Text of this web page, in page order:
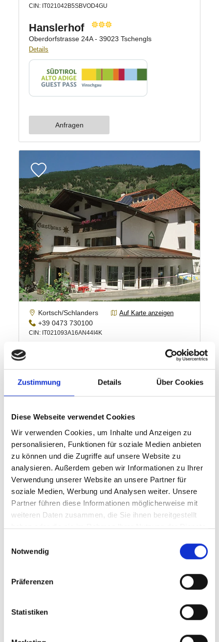
Zustimmung Details Über Cookies
Diese Webseite verwendet Cookies
Wir verwenden Cookies, um Inhalte und Anzeigen zu
personalisieren, Funktionen für soziale Medien anbieten
zu können und die Zugriffe auf unsere Website zu
analysieren. Außerdem geben wir Informationen zu Ihrer
Verwendung unserer Website an unsere Partner für
soziale Medien, Werbung und Analysen weiter. Unsere
Partner führen diese Informationen möglicherweise mit
weiteren Daten zusammen, die Sie ihnen bereitgestellt
haben oder die sie im Rahmen Ihrer Nutzung der Dienste
Notwendig
Präferenzen
Statistiken